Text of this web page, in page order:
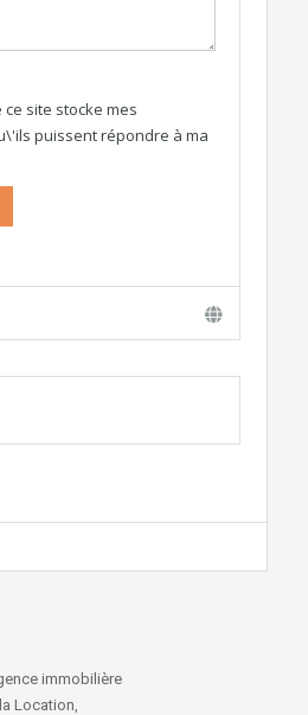
ce site stocke mes
puissent répondre à ma
immobilière
Location,